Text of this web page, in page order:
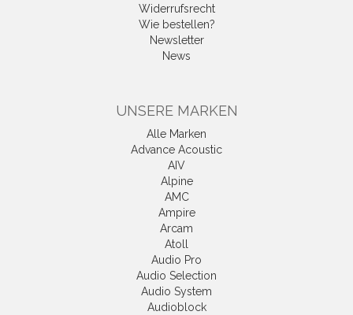
Widerrufsrecht
Wie bestellen?
Newsletter
News
UNSERE MARKEN
Alle Marken
Advance Acoustic
AIV
Alpine
AMC
Ampire
Arcam
Atoll
Audio Pro
Audio Selection
Audio System
Audioblock